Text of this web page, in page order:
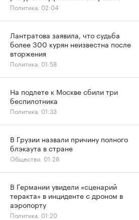
Политика, 02:04
Лантратова заявила, что судьба
более 300 курян неизвестна после
вторжения
Политика, 01:58
На подлете к Москве сбили три
беспилотника
Политика, 01:33
В Грузии назвали причину полного
блэкаута в стране
Общество, 01:28
В Германии увидели «сценарий
теракта» в инциденте с дроном в
аэропорту
Политика, 01:20